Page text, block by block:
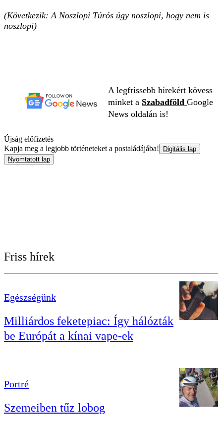
(Következik: A Noszlopi Túrós úgy noszlopi, hogy nem is
noszlopi)
A legfrissebb hírekért kövess
minket a Szabadföld Google
News oldalán is!
Újság előfizetés
Kapja meg a legjobb történeteket a postaládájába!
Digitális lap
Nyomtatott lap
Friss hírek
Egészségünk
Milliárdos feketepiac: Így hálózták
be Európát a kínai vape-ek
Portré
Szemeiben tűz lobog